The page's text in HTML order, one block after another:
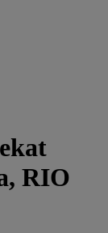
RIO